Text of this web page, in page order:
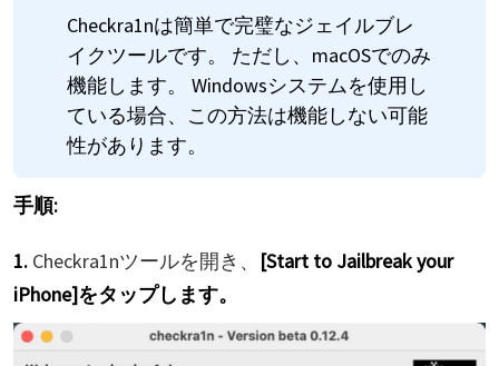
Checkra1nは簡単で完璧なジェイルブレ
イクツールです。 ただし、macOSでのみ
機能します。 Windowsシステムを使用し
ている場合、この方法は機能しない可能
性があります。
手順:
1. Checkra1nツールを開き、 [Start to Jailbreak your
iPhone]をタップします。